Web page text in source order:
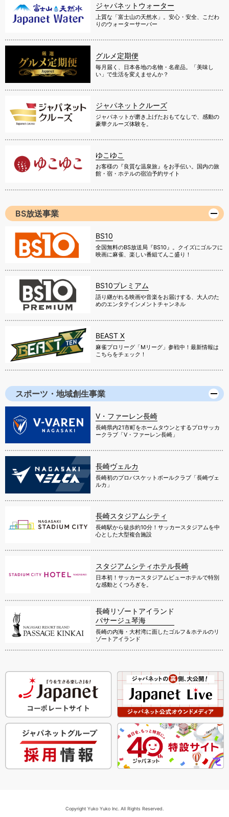
ジャパネットウォーター
上質な「富士山の天然水」。安心・安全、こだわ
りのウォーターサーバー
グルメ定期便
毎月届く、日本各地の名物・名産品。「美味し
い」で生活を変えませんか？
ジャパネットクルーズ
ジャパネットが磨き上げたおもてなしで、感動の
豪華クルーズ体験を。
ゆこゆこ
お客様の『良質な温泉旅』をお手伝い。国内の旅
館・宿・ホテルの宿泊予約サイト
BS放送事業
BS10
全国無料のBS放送局『BS10』。クイズにゴルフに
映画に麻雀、楽しい番組てんこ盛り！
BS10プレミアム
語り継がれる映画や音楽をお届けする、大人のた
めのエンタテインメントチャンネル
BEAST X
麻雀プロリーグ「Mリーグ」参戦中！最新情報は
こちらをチェック！
スポーツ・地域創生事業
V・ファーレン長崎
長崎県内21市町をホームタウンとするプロサッカ
ークラブ「V・ファーレン長崎」
長崎ヴェルカ
長崎初のプロバスケットボールクラブ「長崎ヴェ
ルカ」
長崎スタジアムシティ
長崎駅から徒歩約10分！サッカースタジアムを中
心とした大型複合施設
スタジアムシティホテル長崎
日本初！サッカースタジアムビューホテルで特別
な感動とくつろぎを。
長崎リゾートアイランド
パサージュ琴海
長崎の内海・大村湾に面したゴルフ＆ホテルのリ
ゾートアイランド
Copyright Yuko Yuko Inc. All Rights Reserved.